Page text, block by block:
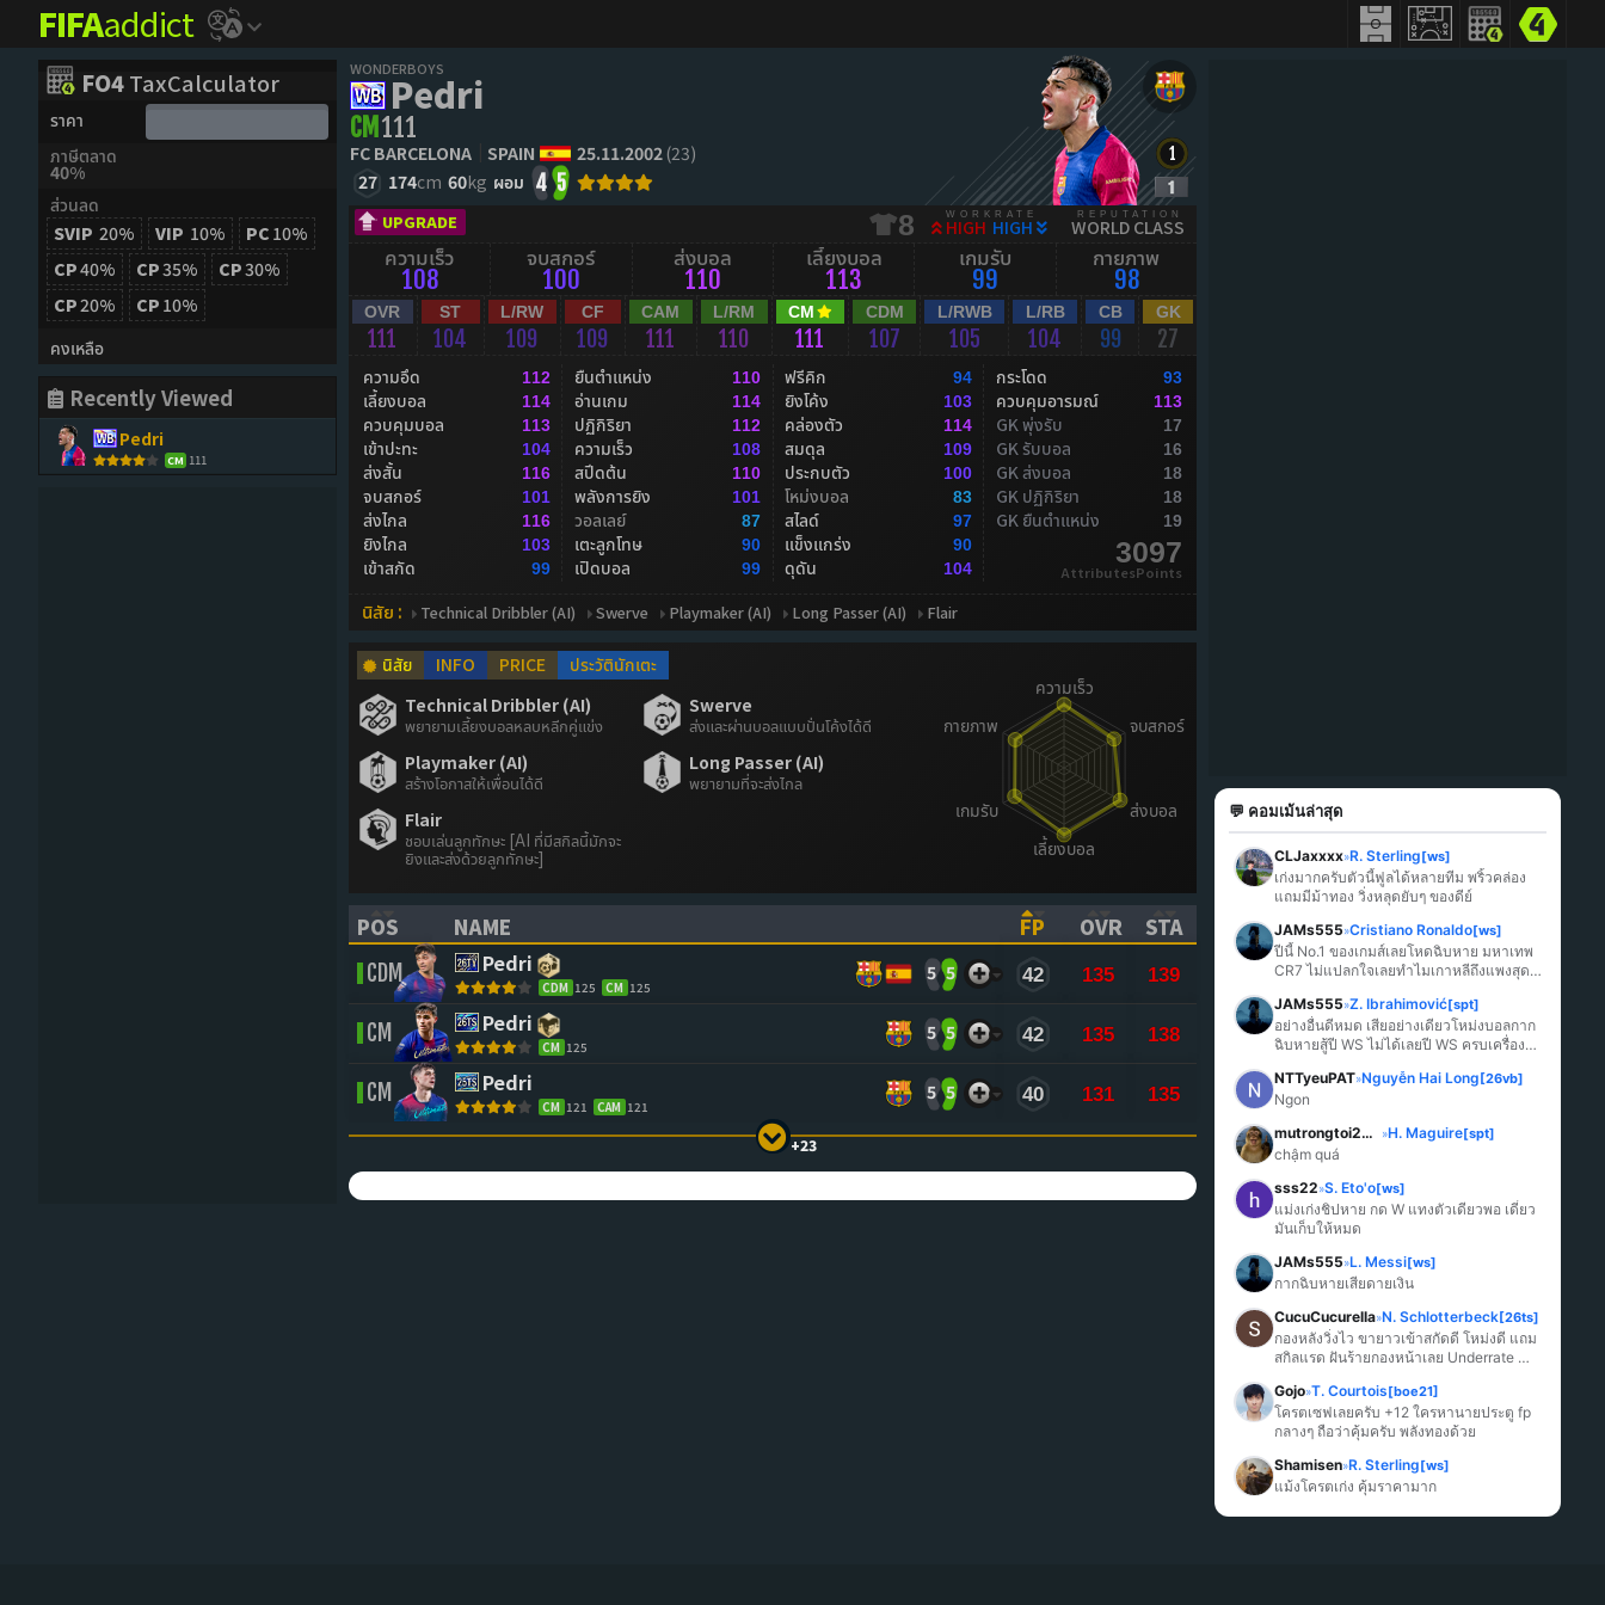
FIFAaddict
FO4TaxCalculator
ราคา
ภาษีตลาด
40%
ส่วนลด
SVIP 20% VIP 10% PC 10%
CP40% CP35% CP30%
CP20% CP 10%
คงเหลือ
Recently Viewed
Pedri
CM 111
WONDERBOYS
Pedri
CM 111
FC BARCELONA SPAIN 25.11.2002(23)
27 174cm 60kg ผอม 4 5
UPGRADE 8 WORKRATE
HIGH HIGH
REPUTATION
WORLD CLASS
ความเร็ว
108
จบสกอร์
100
ส่งบอล
110
เลี้ยงบอล
113
เกมรับ
99
กายภาพ
98
OVR
111
ST
104
L/RW
109
CF
109
CAM
111
L/RM
110
CM
111
CDM
107
L/RWB
105
L/RB
104
CB
99
GK
27
ความอึด 112
เลี้ยงบอล 114
ควบคุมบอล 113
เข้าปะทะ 104
ส่งสั้น 116
จบสกอร์ 101
ส่งไกล 116
ยิงไกล 103
เข้าสกัด 99
ยืนตำแหน่ง 110
อ่านเกม 114
ปฏิกิริยา 112
ความเร็ว 108
สปีดต้น 110
พลังการยิง 101
วอลเลย์ 87
เตะลูกโทษ 90
เปิดบอล 99
ฟรีคิก 94
ยิงโค้ง 103
คล่องตัว 114
สมดุล 109
ประกบตัว 100
โหม่งบอล 83
สไลด์ 97
แข็งแกร่ง 90
ดุดัน 104
กระโดด 93
ควบคุมอารมณ์ 113
GK พุ่งรับ 17
GK รับบอล 16
GK ส่งบอล 18
GK ปฏิกิริยา 18
GK ยืนตำแหน่ง 19
3097
AttributesPoints
นิสัย : Technical Dribbler (AI) Swerve Playmaker (AI) Long Passer (AI) Flair
นิสัย INFO PRICE
ประวัตินักเตะ
Technical Dribbler (AI)
พยายามเลี้ยงบอลหลบหลีกคู่แข่ง
Swerve
ส่งและผ่านบอลแบบปั่นโค้งได้ดี
Playmaker (AI)
สร้างโอกาสให้เพื่อนได้ดี
Long Passer (AI)
พยายามที่จะส่งไกล
Flair
ชอบเล่นลูกทักษะ [AI ที่มีสกิลนี้มักจะ
ยิงและส่งด้วยลูกทักษะ]
POS
(CLICK TO SORT ASCENDING)
NAME
(CLICK TO SORT ASCENDING)
FP
(CLICK TO SORT ASCENDING)
OVR
(CLICK TO SORT ASCENDING)
STA
(CLICK TO SORT ASCENDING)
CDM Pedri
CDM 125 CM 125
5 5 42 135 139
CM Pedri
CM 125
5 5 42 135 138
CM Pedri
CM 121 CAM 121
5 5 40 131 135
+23
💬 คอมเม้นล่าสุด
CLJaxxxx»R. Sterling[ws]
เก่งมากครับตัวนี้ฟูลได้หลายทีม พริ้วคล่อง
แถมมีม้าทอง วิ่งหลุดยับๆ ของดีย์
JAMs555»Cristiano Ronaldo[ws]
ปีนี้ No.1 ของเกมส์เลยโหดฉิบหาย มหาเทพ
CR7 ไม่แปลกใจเลยทำไมเกาหลีถึงแพงสุด
JAMs555»Z. Ibrahimović[spt]
อย่างอื่นดีหมด เสียอย่างเดียวโหม่งบอลกาก
ฉิบหายสู้ปี WS ไม่ได้เลยปี WS ครบเครื่อง
NTTyeuPAT»Nguyễn Hai Long[26vb]
Ngon
mutrongtoi2027
»H. Maguire[spt]
chậm quá
sss22»S. Eto'o[ws]
แม่งเก่งชิปหาย กด W แทงตัวเดียวพอ เดี๋ยว
มันเก็บให้หมด
JAMs555»L. Messi[ws]
กากฉิบหายเสียดายเงิน
CucuCucurella»N. Schlotterbeck[26ts]
กองหลังวิ่งไว ขายาวเข้าสกัดดี โหม่งดี แถม
สกิลแรด ฝันร้ายกองหน้าเลย Underrate
Gojo»T. Courtois[boe21]
โครตเซฟเลยครับ +12 ใครหานายประตู fp
กลางๆ ถือว่าคุ้มครับ พลังทองด้วย
Shamisen»R. Sterling[ws]
แม้งโครตเก่ง คุ้มราคามาก